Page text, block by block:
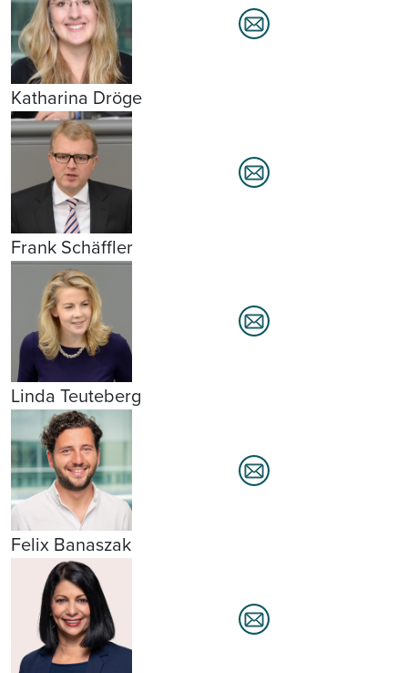
Katharina Dröge
Frank Schäffler
Linda Teuteberg
Felix Banaszak